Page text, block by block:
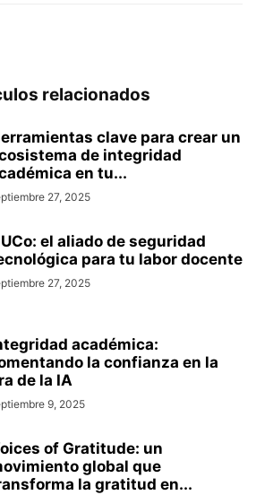
relacionados
clave para crear un
de integridad
en tu...
27, 2025
el aliado de seguridad
para tu labor docente
27, 2025
académica:
la confianza en la
de la IA
9, 2025
of Gratitude: un
global que
la gratitud en...